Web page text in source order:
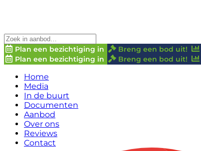
Plan een bezichtiging in Breng een bod uit!
Plan een bezichtiging in
Breng een bod uit!
Home
Media
In de buurt
Documenten
Aanbod
Over ons
Reviews
Contact